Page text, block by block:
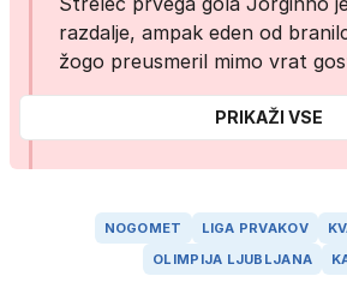
razdalje, ampak eden od
žogo preusmeril mimo vrat
PRIKAŽI VSE
NOGOMET LIGA PRVAKOV
OLIMPIJA LJUBLJANA